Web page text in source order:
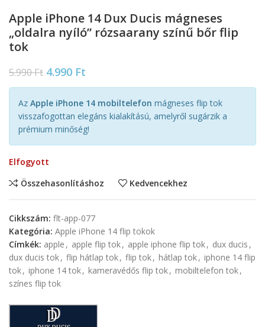
Apple iPhone 14 Dux Ducis mágneses
„oldalra nyíló” rózsaarany színű bőr flip
tok
5.990Ft 4.990 Ft
Az Apple iPhone 14 mobiltelefon mágneses flip tok
visszafogottan elegáns kialakítású, amelyről sugárzik a
prémium minőség!
Elfogyott
Összehasonlításhoz
Kedvencekhez
Cikkszám: flt-app-077
Kategória: Apple iPhone 14 flip tokok
Címkék: apple , apple flip tok, apple iphone flip tok, dux ducis ,
dux ducis tok, flip hátlap tok, flip tok, hátlap tok, iphone 14 flip
tok, iphone 14 tok, kameravédős flip tok, mobiltelefon tok,
színes flip tok